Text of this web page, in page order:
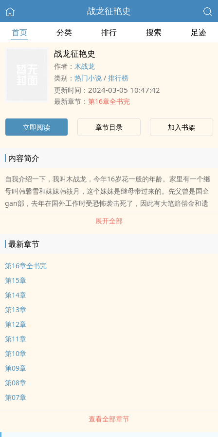
战龙征艳史
首页 分类 排行 搜索 足迹
战龙征艳史
作者： 木战龙
类别： 热门小说 / 排行榜
更新时间： 2024-03-05 10:47:42
最新章节： 第16章全书完
立即阅读 章节目录 加入书架
内容简介
自我介绍一下，我叫木战龙，今年16岁花一般的年龄。家里有一个继
母叫韩馨雪和妹妹韩筱月，这个妹妹是继母带过来的。先父曾是国企
gan部，去年在国外工作时受恐怖袭击死了，因此有大笔赔偿金和遗
产差不多600万够我花上几十年的了。还有一个姨妈和她的女儿在搬
过来一起住陪着我们一起住，她是一个离过婚的女人。…
展开全部
最新章节
第16章全书完
第15章
第14章
第13章
第12章
第11章
第10章
第09章
第08章
第07章
查看全部章节